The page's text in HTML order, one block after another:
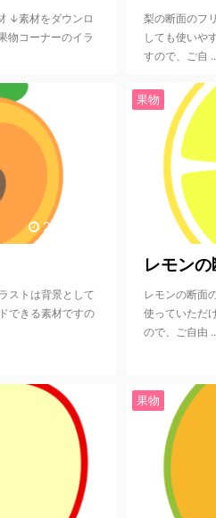
↓素材をダウンロ
物コーナーのイラ
梨の断面のフ
しても使いや
すので、ご自
2020/9/18
ストは背景として
できる素材ですの
果物
レモン
レモンの断面
使っていただ
ので、ご自由
果物